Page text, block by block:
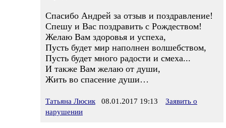
Спасибо Андрей за отзыв и поздравление!
Спешу и Вас поздравить с Рождеством!
Желаю Вам здоровья и успеха,
Пусть будет мир наполнен волшебством,
Пусть будет много радости и смеха...
И также Вам желаю от души,
Жить во спасение души…
Татьяна Люсик 08.01.2017 19:13
Заявить о
нарушении